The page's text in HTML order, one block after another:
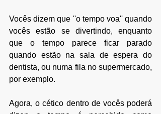
Vocês dizem que ''o tempo voa'' quando
vocês estão se divertindo, enquanto
que o tempo parece ficar parado
quando estão na sala de espera do
dentista, ou numa fila no supermercado,
por exemplo.
Agora, o cético dentro de vocês poderá